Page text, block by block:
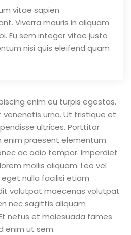
vitae sapien
Viverra mauris in aliquam
Eu sem integer vitae justo
nisi quis eleifend quam
enim eu turpis egestas.
venenatis urna. Ut tristique et
ultrices. Porttitor
enim praesent elementum
ac odio tempor. Imperdiet
mollis aliquam. Leo vel
nulla facilisi etiam
volutpat maecenas volutpat
nec sagittis aliquam
netus et malesuada fames
enim ut sem.